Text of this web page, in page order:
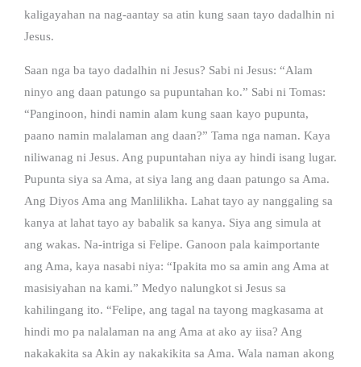
kaligayahan na nag-aantay sa atin kung saan tayo dadalhin ni
Jesus.
Saan nga ba tayo dadalhin ni Jesus? Sabi ni Jesus: “Alam
ninyo ang daan patungo sa pupuntahan ko.” Sabi ni Tomas:
“Panginoon, hindi namin alam kung saan kayo pupunta,
paano namin malalaman ang daan?” Tama nga naman. Kaya
niliwanag ni Jesus. Ang pupuntahan niya ay hindi isang lugar.
Pupunta siya sa Ama, at siya lang ang daan patungo sa Ama.
Ang Diyos Ama ang Manlilikha. Lahat tayo ay nanggaling sa
kanya at lahat tayo ay babalik sa kanya. Siya ang simula at
ang wakas. Na-intriga si Felipe. Ganoon pala kaimportante
ang Ama, kaya nasabi niya: “Ipakita mo sa amin ang Ama at
masisiyahan na kami.” Medyo nalungkot si Jesus sa
kahilingang ito. “Felipe, ang tagal na tayong magkasama at
hindi mo pa nalalaman na ang Ama at ako ay iisa? Ang
nakakakita sa Akin ay nakakikita sa Ama. Wala naman akong